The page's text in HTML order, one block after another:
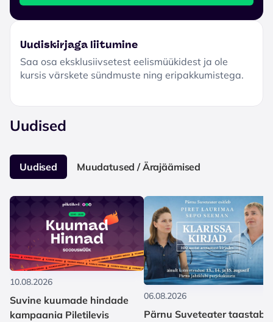
Uudiskirjaga liitumine
Saa osa eksklusiivsetest eelismüükidest ja ole
kursis värskete sündmuste ning eripakkumistega.
Uudised
Uudised Muudatused / Ärajäämised
10.08.2026
Suvine kuumade hindade
kampaania Piletilevis
06.08.2026
Pärnu Suveteater taastab